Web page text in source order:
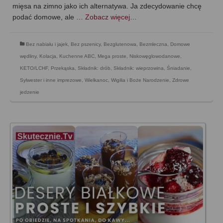
mięsa na zimno jako ich alternatywa. Ja zdecydowanie chcę
podać domowe, ale … Zobacz więcej…
Bez nabiału i jajek, Bez pszenicy, Bezglutenowa, Bezmleczna, Domowe
wędliny, Kolacja, Kuchenne ABC, Mega proste, Niskowęglowodanowe,
KETO/LCHF, Przekąska, Składnik: drób, Składnik: wieprzowina, Śniadanie,
Sylwester i inne imprezowe, Wielkanoc, Wigilia i Boże Narodzenie, Zdrowe
jedzenie